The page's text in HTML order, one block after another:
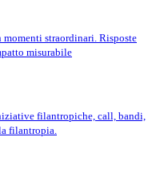
straordinari. Risposte
misurabile
filantropiche, call, bandi,
filantropia.